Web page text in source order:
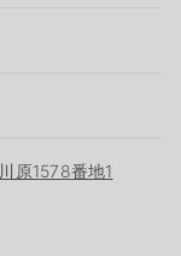
原1578番地1